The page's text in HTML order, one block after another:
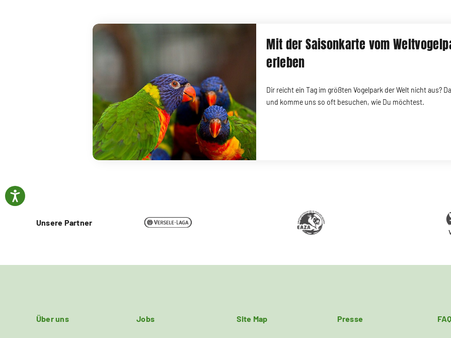
Mit der Saisonkarte vom
erleben
Dir reicht ein Tag im größten Vogelpark der Welt nicht aus?
und komme uns so oft besuchen, wie Du möchtest.
Unsere Partner
Über uns Jobs Site Map Presse